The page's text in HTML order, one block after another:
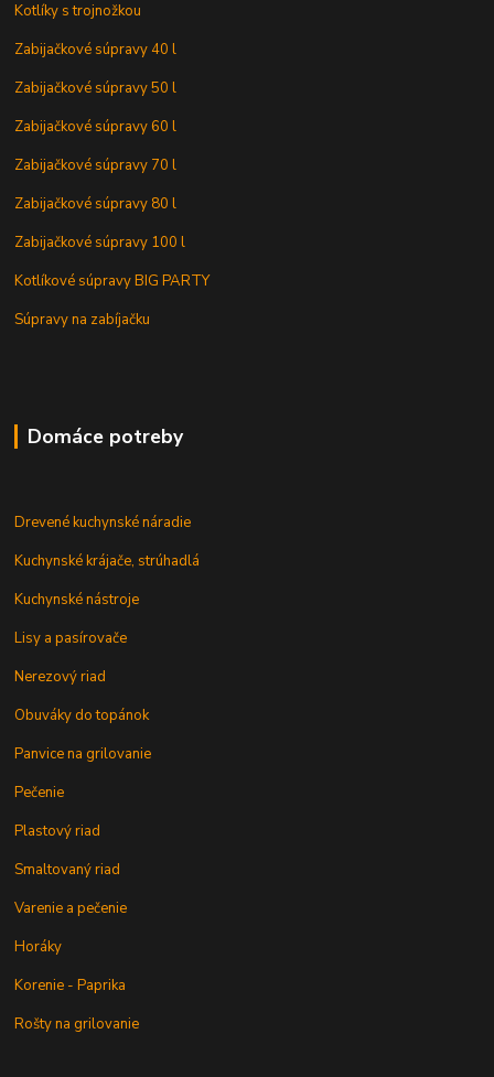
Kotlíky s trojnožkou
Zabijačkové súpravy 40 l
Zabijačkové súpravy 50 l
Zabijačkové súpravy 60 l
Zabijačkové súpravy 70 l
Zabijačkové súpravy 80 l
Zabijačkové súpravy 100 l
Kotlíkové súpravy BIG PARTY
Súpravy na zabíjačku
Domáce potreby
Drevené kuchynské náradie
Kuchynské krájače, strúhadlá
Kuchynské nástroje
Lisy a pasírovače
Nerezový riad
Obuváky do topánok
Panvice na grilovanie
Pečenie
Plastový riad
Smaltovaný riad
Varenie a pečenie
Horáky
Korenie - Paprika
Rošty na grilovanie